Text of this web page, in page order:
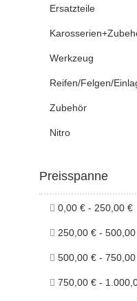
Ersatzteile
Werkzeug
Reifen/Felgen/
Zubehör
Nitro
Preisspanne
0,00 € - 250,00 €
250,00 € -
500,00 € -
750,00 € -